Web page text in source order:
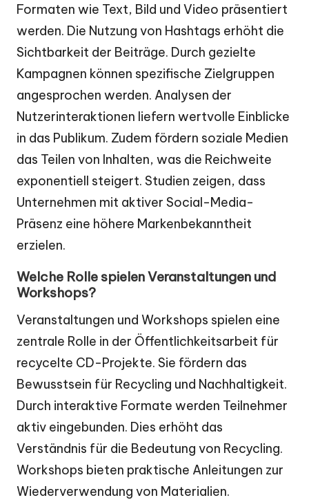
Formaten wie Text, Bild und Video präsentiert
werden. Die Nutzung von Hashtags erhöht die
Sichtbarkeit der Beiträge. Durch gezielte
Kampagnen können spezifische Zielgruppen
angesprochen werden. Analysen der
Nutzerinteraktionen liefern wertvolle Einblicke
in das Publikum. Zudem fördern soziale Medien
das Teilen von Inhalten, was die Reichweite
exponentiell steigert. Studien zeigen, dass
Unternehmen mit aktiver Social-Media-
Präsenz eine höhere Markenbekanntheit
erzielen.
Welche Rolle spielen Veranstaltungen und
Workshops?
Veranstaltungen und Workshops spielen eine
zentrale Rolle in der Öffentlichkeitsarbeit für
recycelte CD-Projekte. Sie fördern das
Bewusstsein für Recycling und Nachhaltigkeit.
Durch interaktive Formate werden Teilnehmer
aktiv eingebunden. Dies erhöht das
Verständnis für die Bedeutung von Recycling.
Workshops bieten praktische Anleitungen zur
Wiederverwendung von Materialien.